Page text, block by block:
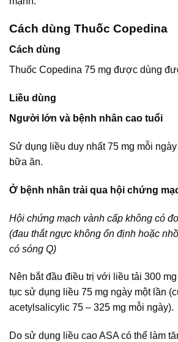
Cách dùng Thuốc Copedina
Cách dùng
Thuốc Copedina 75 mg được dùng
Liều dùng
Người lớn và bệnh nhân cao tuổi
Sử dụng liều duy nhất 75 mg mỗi
bữa ăn.
Ở bệnh nhân trải qua hội chứng
Hội chứng mạch vành cấp không có
(đau thắt ngực không ổn định hoặc
có sóng Q)
Nên bắt đầu điều trị với liều tải 300
tục sử dụng liều 75 mg ngày một lần
acetylsalicylic 75 – 325 mg mỗi ngày).
Do sử dụng liều cao ASA có thể làm